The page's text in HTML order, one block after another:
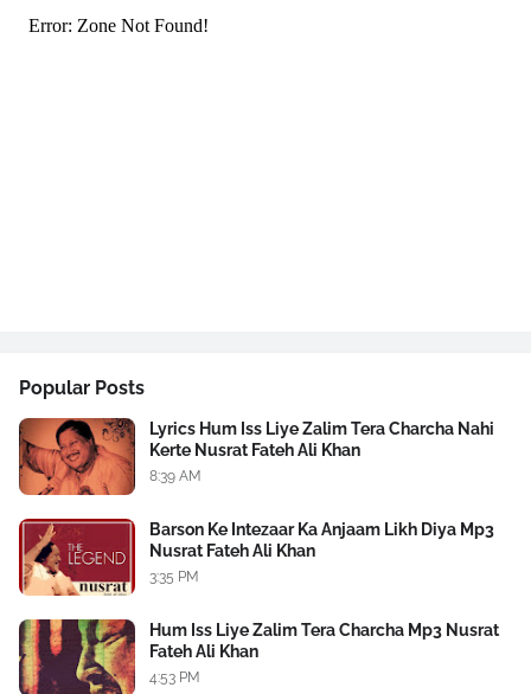
Popular Posts
Lyrics Hum Iss Liye Zalim Tera Charcha Nahi
Kerte Nusrat Fateh Ali Khan
8:39 AM
Barson Ke Intezaar Ka Anjaam Likh Diya Mp3
Nusrat Fateh Ali Khan
3:35 PM
Hum Iss Liye Zalim Tera Charcha Mp3 Nusrat
Fateh Ali Khan
4:53 PM